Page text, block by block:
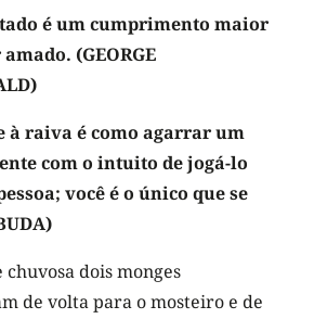
é um cumprimento maior
(GEORGE
à raiva é como agarrar um
com o intuito de jogá-lo
você é o único que se
dois monges
de volta para o mosteiro e de